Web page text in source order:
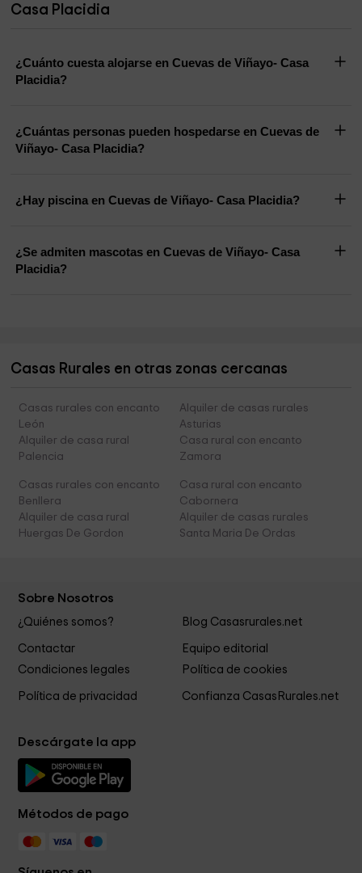
Casa Placidia
¿Cuánto cuesta alojarse en Cuevas de Viñayo- Casa
Placidia?
¿Cuántas personas pueden hospedarse en Cuevas de
Viñayo- Casa Placidia?
¿Hay piscina en Cuevas de Viñayo- Casa Placidia?
¿Se admiten mascotas en Cuevas de Viñayo- Casa
Placidia?
Casas Rurales en otras zonas cercanas
Casas rurales con encanto
León
Alquiler de casas rurales
Asturias
Alquiler de casa rural
Palencia
Casa rural con encanto
Zamora
Casas rurales con encanto
Benllera
Casa rural con encanto
Cabornera
Alquiler de casa rural
Huergas De Gordon
Alquiler de casas rurales
Santa Maria De Ordas
Sobre Nosotros
¿Quiénes somos? Blog Casasrurales.net
Contactar
Equipo editorial
Condiciones legales
Política de cookies
Política de privacidad Confianza CasasRurales.net
Descárgate la app
Métodos de pago